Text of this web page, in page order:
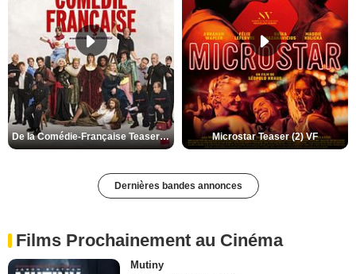
De la Comédie-Française Teaser (3) VF Microstar Teaser (2) VF
Dernières bandes annonces
Films Prochainement au Cinéma
Mutiny